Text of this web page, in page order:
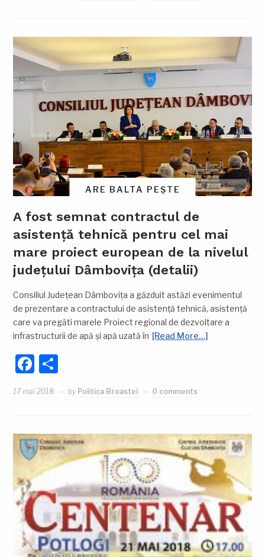
ARE BALTA PEȘTE
A fost semnat contractul de
asistență tehnică pentru cel mai
mare proiect european de la nivelul
județului Dâmbovița (detalii)
Consiliul Județean Dâmbovița a găzduit astăzi evenimentul
de prezentare a contractului de asistență tehnică, asistență
care va pregăti marele Proiect regional de dezvoltare a
infrastructurii de apă și apă uzată în [Read More…]
Facebook
17 mai 2018 by Politica Broastei 0 comments